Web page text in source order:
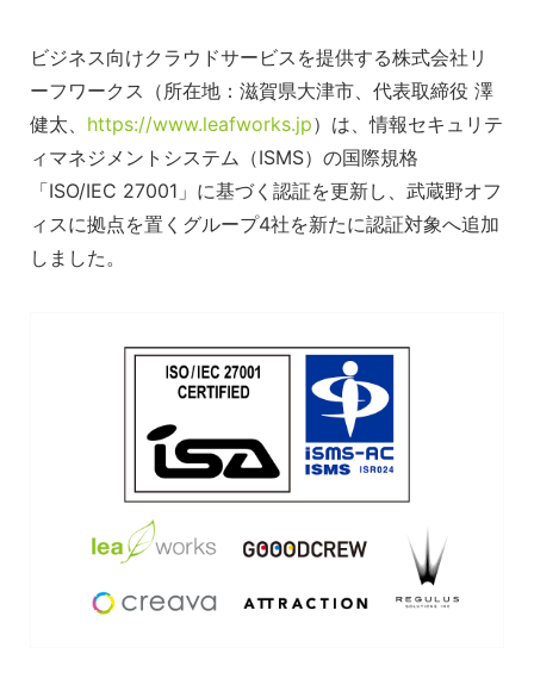
ビジネス向けクラウドサービスを提供する株式会社リ
ーフワークス（所在地：滋賀県大津市、代表取締役 澤
健太、 https://www.leafworks.jp）は、情報セキュリテ
ィマネジメントシステム（ISMS）の国際規格
「ISO/IEC 27001」に基づく認証を更新し、武蔵野オフ
ィスに拠点を置くグループ4社を新たに認証対象へ追加
しました。